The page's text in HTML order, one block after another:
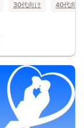
30代向け 40代向け